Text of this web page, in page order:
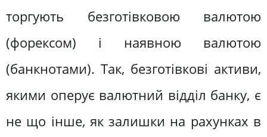
торгують безготівковою валютою
(форексом) і наявною валютою
(банкнотами). Так, безготівкові активи,
якими оперує валютний відділ банку, є
не що інше, як залишки на рахунках в